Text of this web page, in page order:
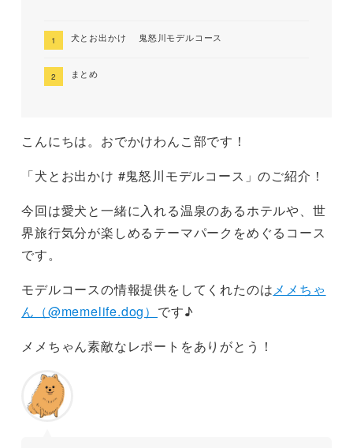
犬とお出かけ 鬼怒川モデルコース
まとめ
こんにちは。おでかけわんこ部です！
「犬とお出かけ #鬼怒川モデルコース」のご紹介！
今回は愛犬と一緒に入れる温泉のあるホテルや、世
界旅行気分が楽しめるテーマパークをめぐるコース
です。
モデルコースの情報提供をしてくれたのはメメちゃ
ん（@memelife.dog） です♪
メメちゃん素敵なレポートをありがとう！